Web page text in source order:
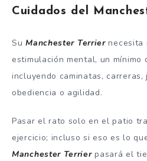
Cuidados del
SuManchester Terriernecesita
estimulación mental, un mínimo
incluyendo caminatas, carreras,
obediencia o agilidad.
Pasar el rato solo en el patio
ejercicio; incluso si eso es lo
Manchester Terrierpasará el